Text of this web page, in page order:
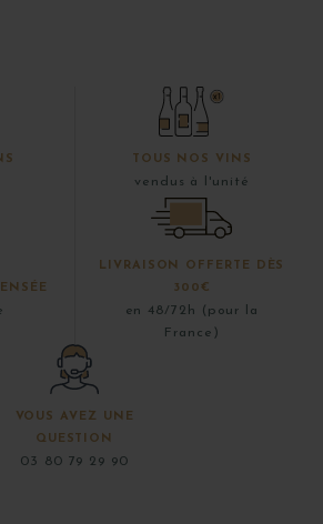
TOUS NOS VINS
vendus à l'unité
LIVRAISON OFFERTE DÈS
300€
en 48/72h (pour la
France)
VOUS AVEZ UNE
QUESTION
03 80 79 29 90